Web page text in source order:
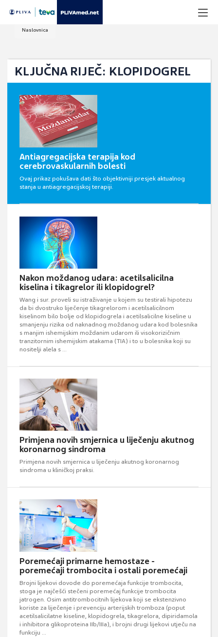
Naslovnica
KLJUČNA RIJEČ: KLOPIDOGREL
Antiagregacijska terapija kod
cerebrovaskularnih bolesti
Ovaj prikaz pokušava dati što objektivniji presjek aktualnog
stanja u antiagregacijskoj terapiji.
Nakon moždanog udara: acetilsalicilna
kiselina i tikagrelor ili klopidogrel?
Wang i sur. proveli su istraživanje u kojem su testirali hipotezu
da bi dvostruko liječenje tikagrelorom i acetilsalicilnom
kiselinom bilo bolje od klopidogrela i acetilsalicilne kiseline u
smanjenju rizika od naknadnog moždanog udara kod bolesnika
s manjim ishemijskim moždanim udarom ili visokorizičnim
tranzitornim ishemijskim atakama (TIA) i to u bolesnika koji su
nositelji alela s ...
Primjena novih smjernica u liječenju akutnog
koronarnog sindroma
Primjena novih smjernica u liječenju akutnog koronarnog
sindroma u kliničkoj praksi.
Poremećaji primarne hemostaze -
poremećaji trombocita i ostali poremećaji
Brojni lijekovi dovode do poremećaja funkcije trombocita,
stoga je najčešći stečeni poremećaj funkcije trombocita
jatrogen. Osim antitrombocitnih lijekova koji se ekstenzivno
koriste za liječenje i prevenciju arterijskih tromboza (poput
acetilsalicilatne kiseline, klopidogrela, tikagrelora, dipiridamola
i inhibitora glikoproteina IIb/IIIa), i brojni drugi lijekovi utječu na
funkciju ...